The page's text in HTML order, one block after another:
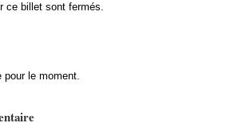
ce billet sont fermés.
le moment.